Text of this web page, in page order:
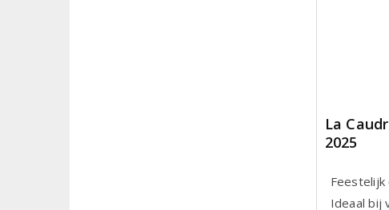
La
2025
Feestelijk
Ideaal bij